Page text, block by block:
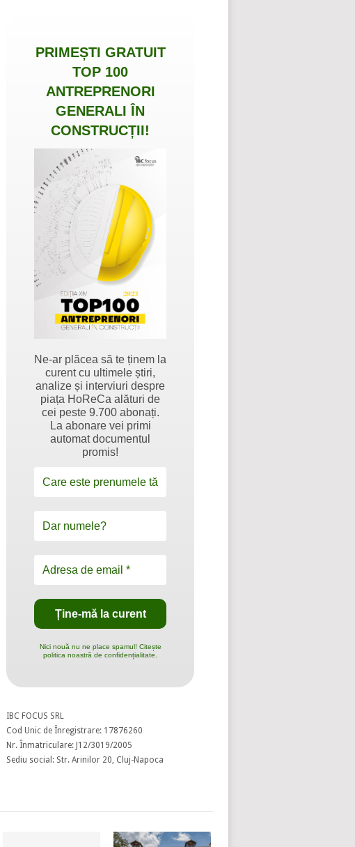
PRIMEȘTI GRATUIT
TOP 100
ANTREPRENORI
GENERALI ÎN
CONSTRUCȚII!
Ne-ar plăcea să te ținem la
curent cu ultimele știri,
analize și interviuri despre
piața HoReCa alături de
cei peste 9.700 abonați.
La abonare vei primi
automat documentul
promis!
Nici nouă nu ne place spamul! Citește
politica noastră de confidențialitate.
IBC FOCUS SRL
Cod Unic de Înregistrare: 17876260
Nr. Înmatriculare: J12/3019/2005
Sediu social: Str. Arinilor 20, Cluj-Napoca